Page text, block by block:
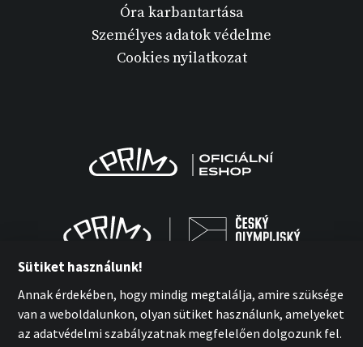
Óra karbantartása
Személyes adatok védelme
Cookies nyilatkozat
MPM-Quality Kft. 2026
Sütiket használunk!
Annak érdekében, hogy mindig megtalálja, amire szüksége
van a weboldalunkon, olyan sütiket használunk, amelyeket
az adatvédelmi szabályzatnak megfelelően dolgozunk fel.